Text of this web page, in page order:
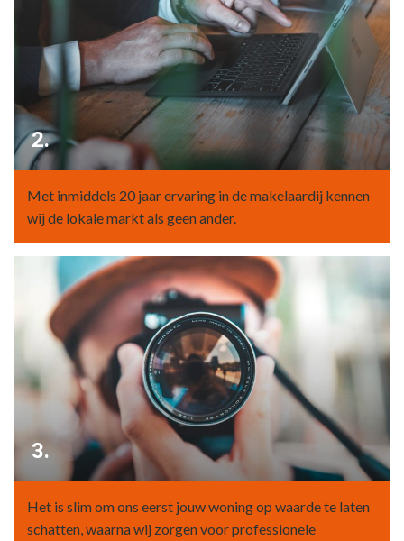
2.
Met inmiddels 20 jaar ervaring in de makelaardij kennen
wij de lokale markt als geen ander.
3.
Het is slim om ons eerst jouw woning op waarde te laten
schatten, waarna wij zorgen voor professionele